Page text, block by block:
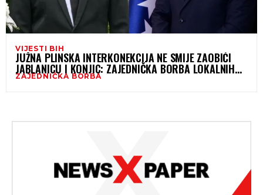
VIJESTI BIH
JUŽNA PLINSKA INTERKONEKCIJA NE SMIJE ZAOBIĆI
JABLANICU I KONJIC: ZAJEDNIČKA BORBA LOKALNIH
ZAJEDNICA ZA RAZVOJNU PRAVDU
ZAJEDNIČKA BORBA